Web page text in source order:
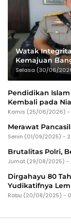
Watak
Kemajuan
Selasa (30/06/
Pendidikan
Kembali pada
Kamis (25/06/2026) -
Merawat
Senin (01/09/2025) -
Brutalitas Polri,
Jumat (29/08/2025) -
Dirgahayu 80
Yudikatifnya
Rabu (20/08/2025) -